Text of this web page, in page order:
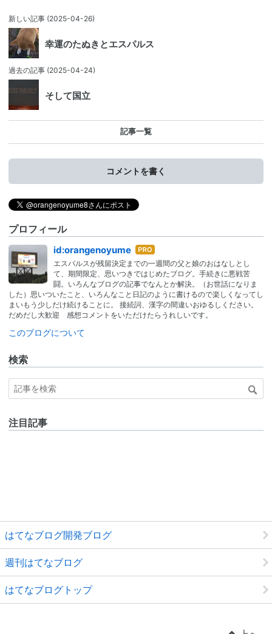
新しい記事 (2025-04-26)
幸運のたぬきとエスパルス
過去の記事 (2025-04-24)
そして国立
記事一覧
コメントを書く
プロフィール
id:orangenoyume はて
なブ
ログ
Pro
エスパルスが残留決定までの一週間の父と娘のおはなしとし
て、期間限定、思いつきではじめたブログ。手続きに悪戦苦
闘。いろんなブログの記事でなんとか解決。（お世話になりま
した）思いついたこと、いろんなこと日記のように書けるので楽しくなってし
まいもう少しだけ続けることに。 接続詞、漢字の間違いおゆるしください。
だめだし大歓迎 感想コメントをいただけたらうれしいです。
このブログについて
検索
注目記事
はてなブログ開発ブログ
週刊はてなブログ
はてなブログトップ